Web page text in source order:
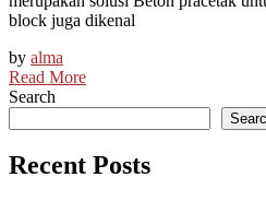
block juga dikenal
by alma
Read More
Search
Recent Posts